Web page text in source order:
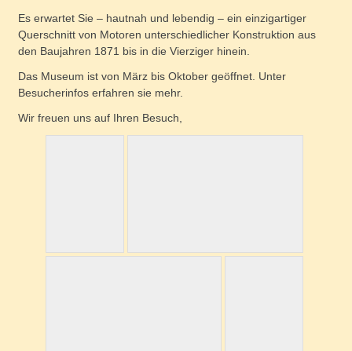
Es erwartet Sie – hautnah und lebendig – ein einzigartiger
Querschnitt von Motoren unterschiedlicher Konstruktion aus
den Baujahren 1871 bis in die Vierziger hinein.
Das Museum ist von März bis Oktober geöffnet. Unter
Besucherinfos erfahren sie mehr.
Wir freuen uns auf Ihren Besuch,